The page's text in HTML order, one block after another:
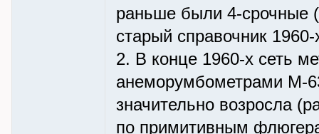
раньше были 4-срочные
старый справочник 1960-
2. В конце 1960-х сеть
анеморумбометрами М-
значительно возросла
по примитивным